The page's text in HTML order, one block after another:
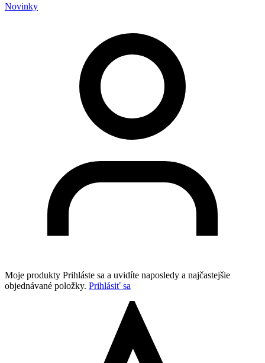
Novinky
Moje produkty Prihláste sa a uvidíte naposledy a najčastejšie
objednávané položky. Prihlásiť sa